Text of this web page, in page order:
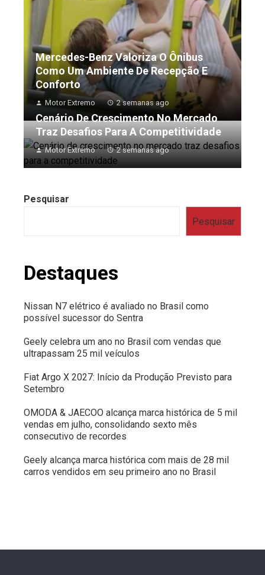
Mercedes-Benz Valoriza O Ônibus
Como Um Ambiente De Recepção E
Conforto
Motor Extremo 2 semanas ago
Cenário De Crescimento No Mercado
Traz Desafios Para A Competitividade
Motor Extremo 2 semanas ago
Pesquisar
Pesquisar
Destaques
Nissan N7 elétrico é avaliado no Brasil como
possível sucessor do Sentra
Geely celebra um ano no Brasil com vendas que
ultrapassam 25 mil veículos
Fiat Argo X 2027: Início da Produção Previsto para
Setembro
OMODA & JAECOO alcança marca histórica de 5 mil
vendas em julho, consolidando sexto mês
consecutivo de recordes
Geely alcança marca histórica com mais de 28 mil
carros vendidos em seu primeiro ano no Brasil